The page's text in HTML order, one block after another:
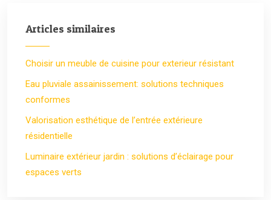
Articles similaires
Choisir un meuble de cuisine pour exterieur résistant
Eau pluviale assainissement: solutions techniques
conformes
Valorisation esthétique de l’entrée extérieure
résidentielle
Luminaire extérieur jardin : solutions d’éclairage pour
espaces verts